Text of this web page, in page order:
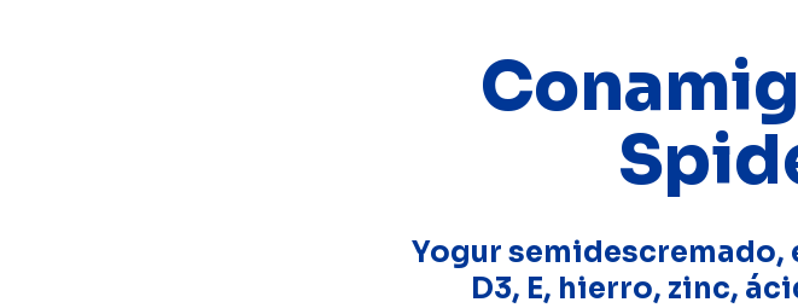
Yogur semidescremado,
D3, E, hierro, zinc,